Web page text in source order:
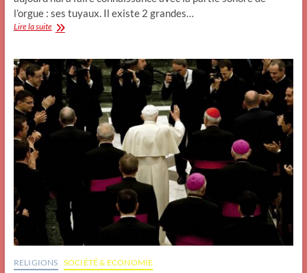
l’orgue : ses tuyaux. Il existe 2 grandes…
Lire la suiteHistoire
vibrons
peu!
RELIGIONS SOCIÉTÉ & ECONOMIE